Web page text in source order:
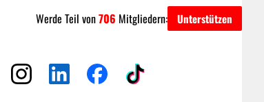
Werde Teil von706 Mitgliedern: Unterstützen